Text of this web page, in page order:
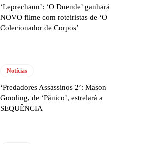
‘Leprechaun’: ‘O Duende’ ganhará
NOVO filme com roteiristas de ‘O
Colecionador de Corpos’
Notícias
‘Predadores Assassinos 2’: Mason
Gooding, de ‘Pânico’, estrelará a
SEQUÊNCIA